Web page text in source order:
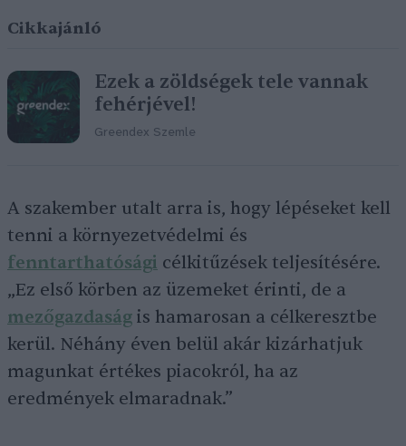
Cikkajánló
Ezek a zöldségek tele vannak
fehérjével!
Greendex Szemle
A szakember utalt arra is, hogy lépéseket kell
tenni a környezetvédelmi és
fenntarthatósági célkitűzések teljesítésére.
„Ez első körben az üzemeket érinti, de a
mezőgazdaság is hamarosan a célkeresztbe
kerül. Néhány éven belül akár kizárhatjuk
magunkat értékes piacokról, ha az
eredmények elmaradnak.”